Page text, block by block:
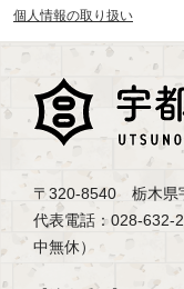
個人情報の取り扱い
〒320-8540 栃木県
代表電話：028-632-
中無休）